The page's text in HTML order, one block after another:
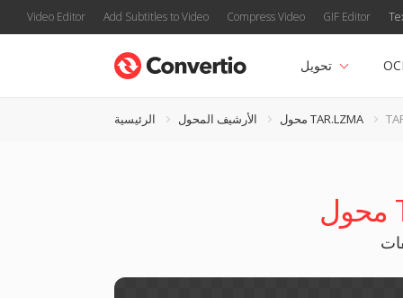
Video Editor Add Subtitles to Video Compress Video GIF Editor
تحويل
الرئيسية الأرشيف المحول محول TAR.LZMA